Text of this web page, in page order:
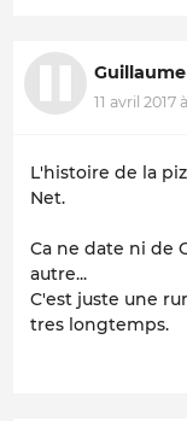
11 avril 2017
L'histoire de la
Net.
Ca ne date ni de
autre...
C'est juste une
tres longtemps.